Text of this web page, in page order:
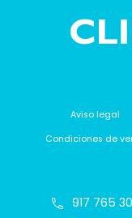
Aviso legal
Condiciones de
917 765